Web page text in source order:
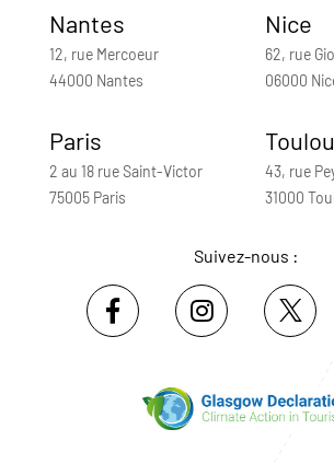
Nantes
12, rue Mercoeur
44000 Nantes
Nice
62, rue
06000
Paris
2 au 18 rue Saint-Victor
75005 Paris
43, rue
31000
Suivez-nous :